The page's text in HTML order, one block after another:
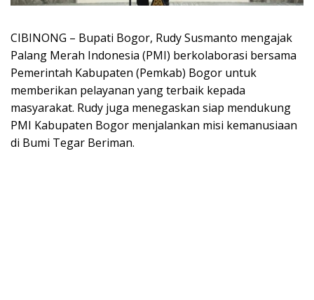
CIBINONG – Bupati Bogor, Rudy Susmanto mengajak
Palang Merah Indonesia (PMI) berkolaborasi bersama
Pemerintah Kabupaten (Pemkab) Bogor untuk
memberikan pelayanan yang terbaik kepada
masyarakat. Rudy juga menegaskan siap mendukung
PMI Kabupaten Bogor menjalankan misi kemanusiaan
di Bumi Tegar Beriman.